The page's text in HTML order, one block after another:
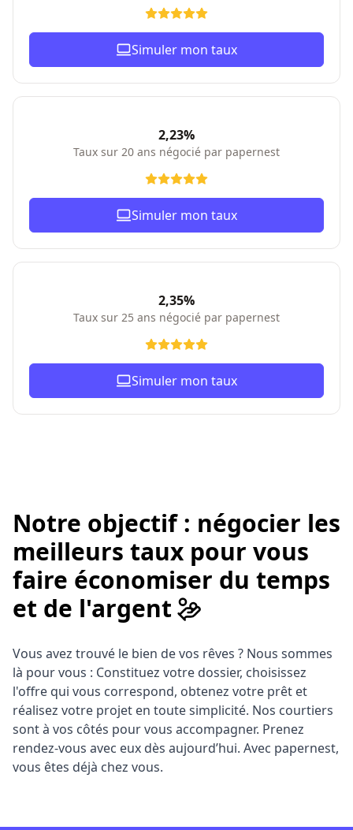
Simuler mon taux
2,23%
Taux sur 20 ans négocié par papernest
Simuler mon taux
2,35%
Taux sur 25 ans négocié par papernest
Simuler mon taux
Notre objectif : négocier les
meilleurs taux pour vous
faire économiser du temps
et de l'argent
Vous avez trouvé le bien de vos rêves ? Nous sommes
là pour vous : Constituez votre dossier, choisissez
l'offre qui vous correspond, obtenez votre prêt et
réalisez votre projet en toute simplicité. Nos courtiers
sont à vos côtés pour vous accompagner. Prenez
rendez-vous avec eux dès aujourd’hui. Avec papernest,
vous êtes déjà chez vous.